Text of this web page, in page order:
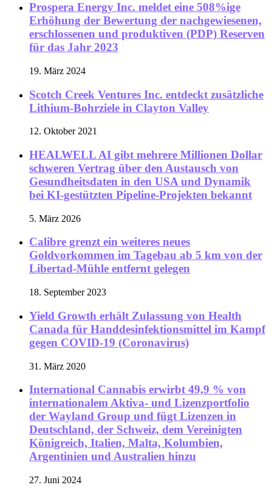
Prospera Energy Inc. meldet eine 508%ige
Erhöhung der Bewertung der nachgewiesenen,
erschlossenen und produktiven (PDP) Reserven
für das Jahr 2023
19. März 2024
Scotch Creek Ventures Inc. entdeckt zusätzliche
Lithium-Bohrziele in Clayton Valley
12. Oktober 2021
HEALWELL AI gibt mehrere Millionen Dollar
schweren Vertrag über den Austausch von
Gesundheitsdaten in den USA und Dynamik
bei KI-gestützten Pipeline-Projekten bekannt
5. März 2026
Calibre grenzt ein weiteres neues
Goldvorkommen im Tagebau ab 5 km von der
Libertad-Mühle entfernt gelegen
18. September 2023
Yield Growth erhält Zulassung von Health
Canada für Handdesinfektionsmittel im Kampf
gegen COVID-19 (Coronavirus)
31. März 2020
International Cannabis erwirbt 49,9 % von
internationalem Aktiva- und Lizenzportfolio
der Wayland Group und fügt Lizenzen in
Deutschland, der Schweiz, dem Vereinigten
Königreich, Italien, Malta, Kolumbien,
Argentinien und Australien hinzu
27. Juni 2024